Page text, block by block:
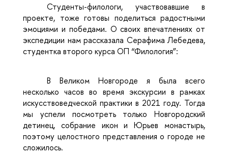
Студенты-филологи, участвовавшие в
проекте, тоже готовы поделиться радостными
эмоциями и победами. О своих впечатлениях от
экспедиции нам рассказала Серафима Лебедева,
студентка второго курса ОП “Филология”:
В Великом Новгороде я была всего
несколько часов во время экскурсии в рамках
искусствоведческой практики в 2021 году. Тогда
мы успели посмотреть только Новгородский
детинец, собрание икон и Юрьев монастырь,
поэтому целостного представления о городе не
сложилось.